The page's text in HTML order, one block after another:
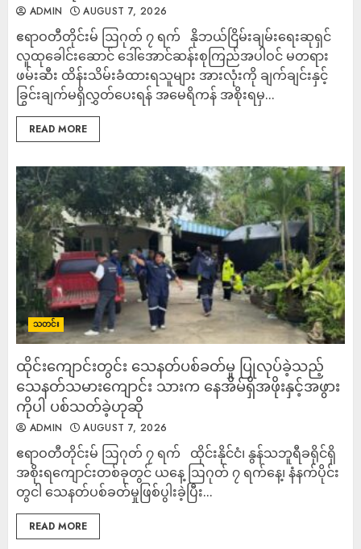
ADMIN AUGUST 7, 2026
ဧရာဝတီတိုင်းမ် ဩဂုတ် ၇ ရက် နိုဘယ်ငြိမ်းချမ်းရေးဆုရှင်
လူထုခေါင်းဆောင် ဒေါ်အောင်ဆန်းစုကြည်အပါဝင် မတရား
ဖမ်းဆီး ထိန်းသိမ်းခံထားရသူများ အားလုံးကို ချက်ချင်းနှင့်
ခြွင်းချက်မရှိလွှတ်ပေးရန် အမေရိကန် အစိုးရမှ...
READ MORE
သတင်း
ထိုင်းကျောင်းတွင်း သေနတ်ပစ်ခတ်မှု ပြုလုပ်ခဲ့သည့်
သေနတ်သမားကျောင်း သားက နေအိမ်ရှိအဖိုးနှင့်အဖွား
ကိုပါ ပစ်သတ်ခဲ့ဟုဆို
ADMIN AUGUST 7, 2026
ဧရာဝတီတိုင်းမ် ဩဂုတ် ၇ ရက် ထိုင်းနိုင်ငံ၊ နွန်သဘူရီခရိုင်ရှိ
အစိုးရကျောင်းတစ်ခုတွင် ယနေ့ ဩဂုတ် ၇ ရက်နေ့၊ နံနက်ပိုင်း
တွငါ သေနတ်ပစ်ခတ်မှုဖြစ်ပွါးခဲ့ပြီး...
READ MORE